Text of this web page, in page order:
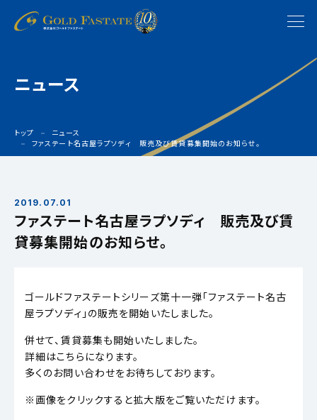
ニュース
トップ
ニュース
ファステート名古屋ラプソディ 販売及び賃貸募集開始のお知らせ。
2019.07.01
ファステート名古屋ラプソディ 販売及び賃
貸募集開始のお知らせ。
ゴールドファステートシリーズ第十一弾「ファステート名古
屋ラプソディ」の販売を開始いたしました。
併せて、賃貸募集も開始いたしました。
詳細はこちらになります。
多くのお問い合わせをお待ちしております。
※画像をクリックすると拡大版をご覧いただけます。